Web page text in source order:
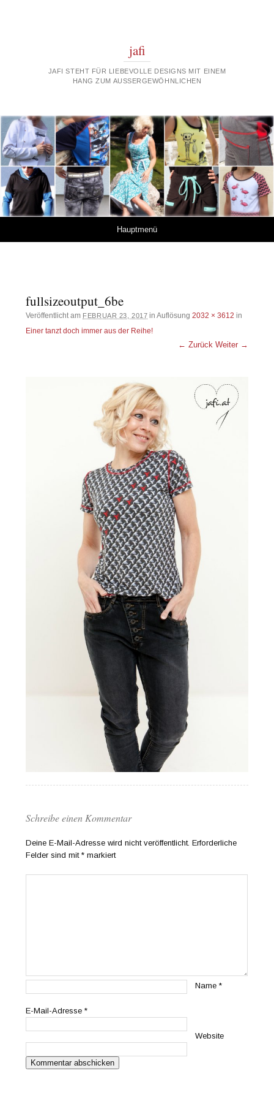
jafi
JAFI STEHT FÜR LIEBEVOLLE DESIGNS MIT EINEM
HANG ZUM AUSSERGEWÖHNLICHEN
Hauptmenü
fullsizeoutput_6be
Veröffentlicht am FEBRUAR 23, 2017 in Auflösung2032 × 3612 in
Einer tanzt doch immer aus der Reihe!
← Zurück Weiter →
Schreibe einen Kommentar
Deine E-Mail-Adresse wird nicht veröffentlicht. Erforderliche
Felder sind mit* markiert
Name*
E-Mail-Adresse*
Website